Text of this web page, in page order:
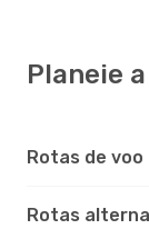
Planeie
Rotas de
Rotas